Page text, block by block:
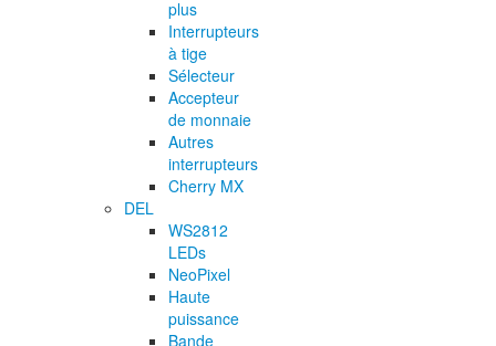
plus
Interrupteurs
à tige
Sélecteur
Accepteur
de monnaie
Autres
interrupteurs
Cherry MX
DEL
WS2812
LEDs
NeoPixel
Haute
puissance
Bande